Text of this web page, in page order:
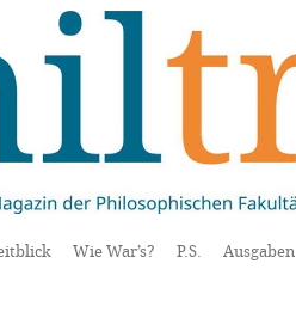
Wie War’s? P.S. Ausgaben